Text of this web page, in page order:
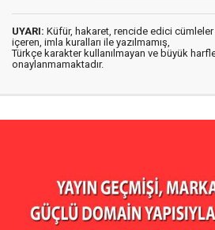
UYARI: Küfür, hakaret, rencide edici cümleler
içeren, imla kuralları ile yazılmamış,
Türkçe karakter kullanılmayan ve büyük
onaylanmamaktadır.